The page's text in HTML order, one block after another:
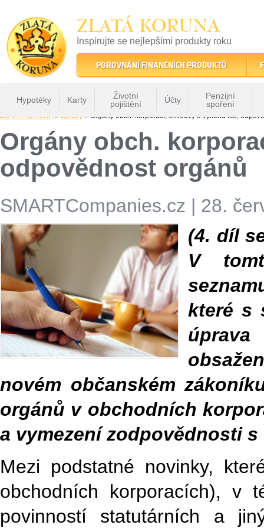
ZLATÁ KORUNA
Inspirujte se nejlepšími produkty roku
22 let tradice a kvality na finančním trhu
POROVNÁNÍ FINANČNÍCH PRODUKTŮ
Hypotéky Karty
Životní
pojištění
Účty
Penzijní
spoření
ZLATÁ KORUNA» Zprávy » Orgány obch. korporací, smlouvy o výkonu fce,
Orgány obch.
odpovědnost orgánů
SMARTCompanies.cz | 28.
(4. díl
V
které s
novém občanském
orgánů v obchodních
a vymezení zodpovědnosti
Mezi podstatné novinky,
obchodních korporacích), v
povinností statutárních a